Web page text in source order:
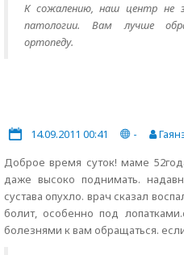
К сожалению, наш центр не
патологии. Вам лучше
ортопеду.
14.09.2011 00:41 -
Доброе время суток! маме
даже высоко поднимать.
сустава опухло. врач сказал
болит, особенно под
болезнями к вам обращаться.